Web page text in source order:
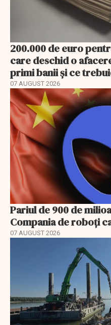
200.000 de euro
care deschid o
primi banii și ce
07 AUGUST 2026
Pariul de 900 de
Compania de roboți
07 AUGUST 2026